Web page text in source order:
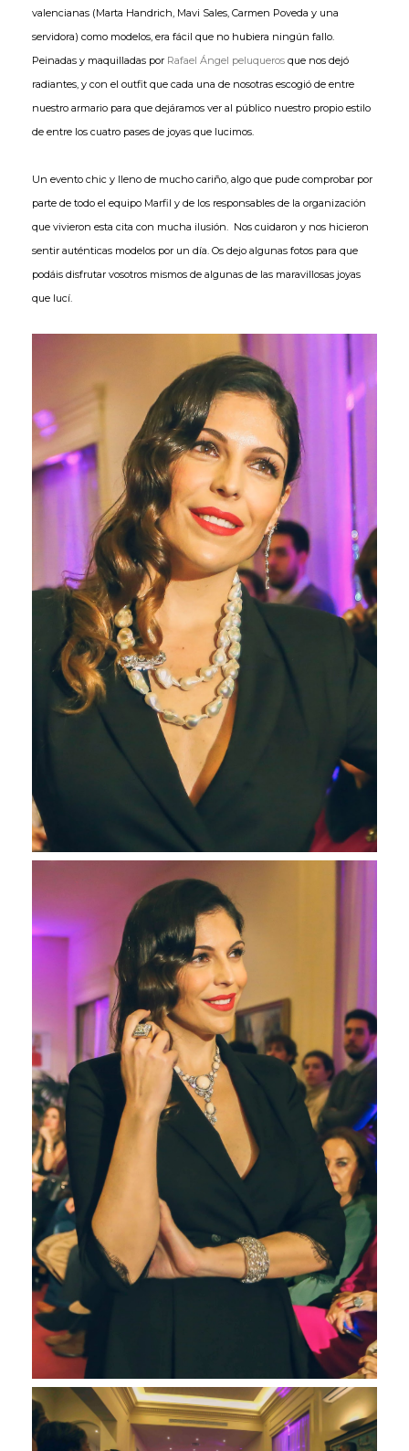
valencianas (Marta Handrich, Mavi Sales, Carmen Poveda y una
servidora) como modelos, era fácil que no hubiera ningún fallo.
Peinadas y maquilladas por Rafael Ángel peluqueros que nos dejó
radiantes, y con el outfit que cada una de nosotras escogió de entre
nuestro armario para que dejáramos ver al público nuestro propio estilo
de entre los cuatro pases de joyas que lucimos.
Un evento chic y lleno de mucho cariño, algo que pude comprobar por
parte de todo el equipo Marfil y de los responsables de la organización
que vivieron esta cita con mucha ilusión. Nos cuidaron y nos hicieron
sentir auténticas modelos por un día. Os dejo algunas fotos para que
podáis disfrutar vosotros mismos de algunas de las maravillosas joyas
que lucí.